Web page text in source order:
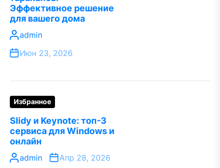
Эффективное решение
для вашего дома
admin
Июн 23, 2026
Избранное
Slidy и Keynote: топ-3
сервиса для Windows и
онлайн
admin Апр 28, 2026